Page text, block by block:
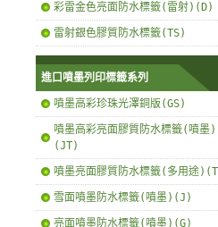
彩雷金色亮面防水標籤(雷射)(D)
雷射銀色膠質防水標籤(TS)
進口噴墨列印標籤系列
噴墨高彩珍珠光澤銅版(GS)
噴墨高彩亮面膠質防水標籤(噴墨)
(JT)
噴墨亮面膠質防水標籤(多用途
雪面噴墨防水標籤(噴墨)(J)
亮面噴墨防水標籤(噴墨)(G)